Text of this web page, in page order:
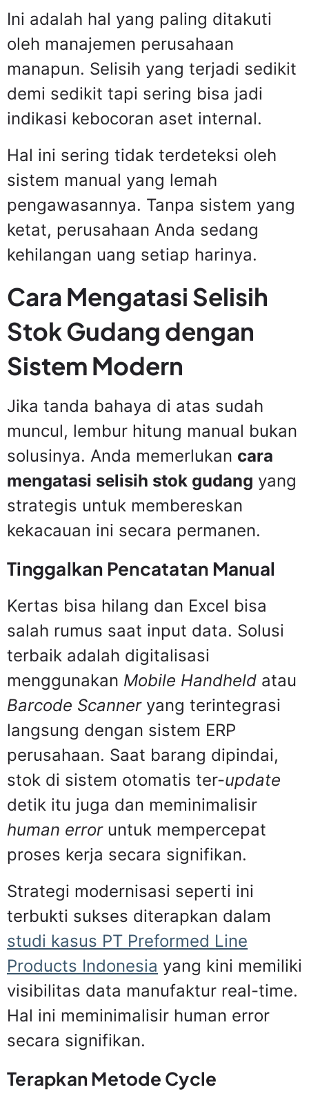
Ini adalah hal yang paling ditakuti
oleh manajemen perusahaan
manapun. Selisih yang terjadi sedikit
demi sedikit tapi sering bisa jadi
indikasi kebocoran aset internal.
Hal ini sering tidak terdeteksi oleh
sistem manual yang lemah
pengawasannya. Tanpa sistem yang
ketat, perusahaan Anda sedang
kehilangan uang setiap harinya.
Cara Mengatasi Selisih
Stok Gudang dengan
Sistem Modern
Jika tanda bahaya di atas sudah
muncul, lembur hitung manual bukan
solusinya. Anda memerlukan cara
mengatasi selisih stok gudang yang
strategis untuk membereskan
kekacauan ini secara permanen.
Tinggalkan Pencatatan Manual
Kertas bisa hilang dan Excel bisa
salah rumus saat input data. Solusi
terbaik adalah digitalisasi
menggunakan Mobile Handheld atau
Barcode Scanneryang terintegrasi
langsung dengan sistem ERP
perusahaan. Saat barang dipindai,
stok di sistem otomatis ter-update
detik itu juga dan meminimalisir
human erroruntuk mempercepat
proses kerja secara signifikan.
Strategi modernisasi seperti ini
terbukti sukses diterapkan dalam
studi kasus PT Preformed Line
Products Indonesia yang kini memiliki
visibilitas data manufaktur real-time.
Hal ini meminimalisir human error
secara signifikan.
Terapkan Metode Cycle